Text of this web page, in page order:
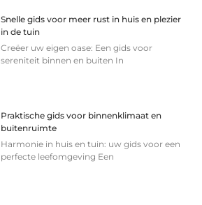
Snelle gids voor meer rust in huis en plezier
in de tuin
Creëer uw eigen oase: Een gids voor
sereniteit binnen en buiten In
Praktische gids voor binnenklimaat en
buitenruimte
Harmonie in huis en tuin: uw gids voor een
perfecte leefomgeving Een